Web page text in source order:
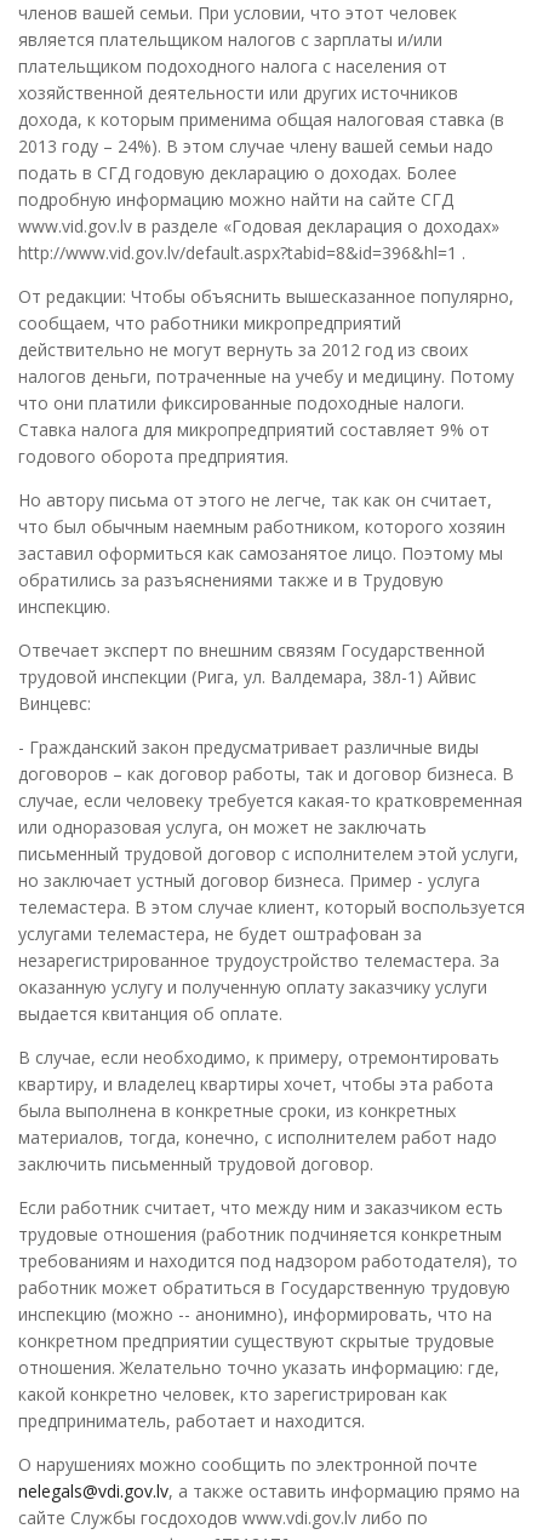
членов вашей семьи. При условии, что этот человек
является плательщиком налогов с зарплаты и/или
плательщиком подоходного налога с населения от
хозяйственной деятельности или других источников
дохода, к которым применима общая налоговая ставка (в
2013 году – 24%). В этом случае члену вашей семьи надо
подать в СГД годовую декларацию о доходах. Более
подробную информацию можно найти на сайте СГД
www.vid.gov.lv в разделе «Годовая декларация о доходах»
http://www.vid.gov.lv/default.aspx?tabid=8&id=396&hl=1 .
От редакции: Чтобы объяснить вышесказанное популярно,
сообщаем, что работники микропредприятий
действительно не могут вернуть за 2012 год из своих
налогов деньги, потраченные на учебу и медицину. Потому
что они платили фиксированные подоходные налоги.
Ставка налога для микропредприятий составляет 9% от
годового оборота предприятия.
Но автору письма от этого не легче, так как он считает,
что был обычным наемным работником, которого хозяин
заставил оформиться как самозанятое лицо. Поэтому мы
обратились за разъяснениями также и в Трудовую
инспекцию.
Отвечает эксперт по внешним связям Государственной
трудовой инспекции (Рига, ул. Валдемара, 38л-1) Айвис
Винцевс:
- Гражданский закон предусматривает различные виды
договоров – как договор работы, так и договор бизнеса. В
случае, если человеку требуется какая-то кратковременная
или одноразовая услуга, он может не заключать
письменный трудовой договор с исполнителем этой услуги,
но заключает устный договор бизнеса. Пример - услуга
телемастера. В этом случае клиент, который воспользуется
услугами телемастера, не будет оштрафован за
незарегистрированное трудоустройство телемастера. За
оказанную услугу и полученную оплату заказчику услуги
выдается квитанция об оплате.
В случае, если необходимо, к примеру, отремонтировать
квартиру, и владелец квартиры хочет, чтобы эта работа
была выполнена в конкретные сроки, из конкретных
материалов, тогда, конечно, с исполнителем работ надо
заключить письменный трудовой договор.
Если работник считает, что между ним и заказчиком есть
трудовые отношения (работник подчиняется конкретным
требованиям и находится под надзором работодателя), то
работник может обратиться в Государственную трудовую
инспекцию (можно -- анонимно), информировать, что на
конкретном предприятии существуют скрытые трудовые
отношения. Желательно точно указать информацию: где,
какой конкретно человек, кто зарегистрирован как
предприниматель, работает и находится.
О нарушениях можно сообщить по электронной почте
nelegals@vdi.gov.lv, а также оставить информацию прямо на
сайте Службы госдоходов www.vdi.gov.lv либо по